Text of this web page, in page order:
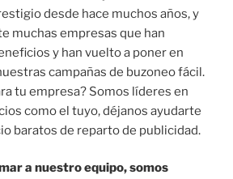
desde hace muchos años, y
muchas empresas que han
y han vuelto a poner en
campañas de buzoneo fácil.
tu empresa? Somos líderes en
como el tuyo, déjanos ayudarte
baratos de reparto de publicidad.
a nuestro equipo, somos